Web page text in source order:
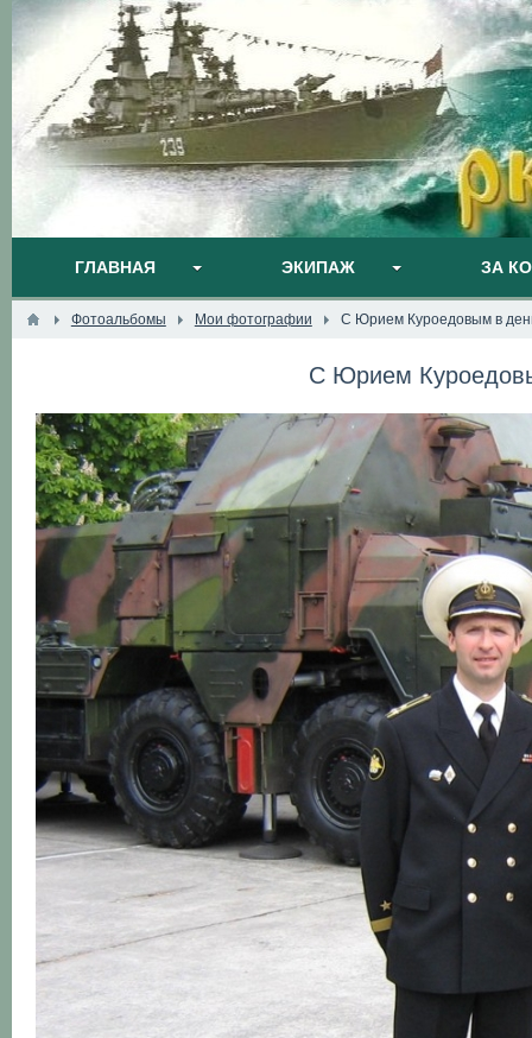
ГЛАВНАЯ ЭКИПАЖ ЗА
Фотоальбомы Мои фотографии С Юрием Куроедовым в
С Юрием